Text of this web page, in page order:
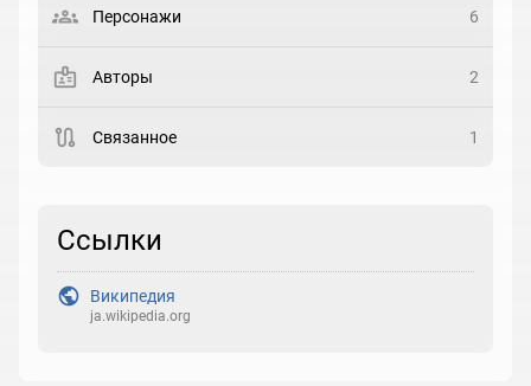
Рейтинг
Выберите реакцию
Персонажи 6
Авторы 2
Связанное 1
Ссылки
Википедия
ja.wikipedia.org